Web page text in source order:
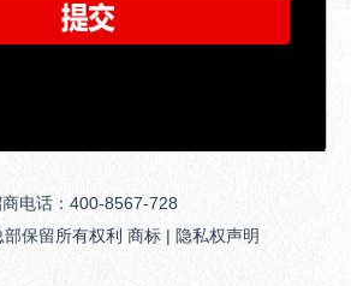
电话：400-8567-728
保留所有权利 商标 | 隐私权声明